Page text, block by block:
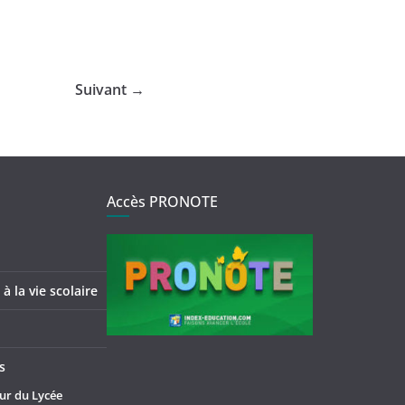
Suivant →
la vie scolaire
du Lycée
Accès PRONOTE